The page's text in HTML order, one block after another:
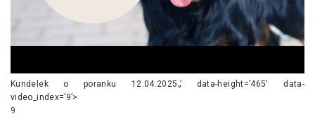
Kundelek o poranku 12.04.2025„’ data-height=’465′ data-
video_index=’9’>
9